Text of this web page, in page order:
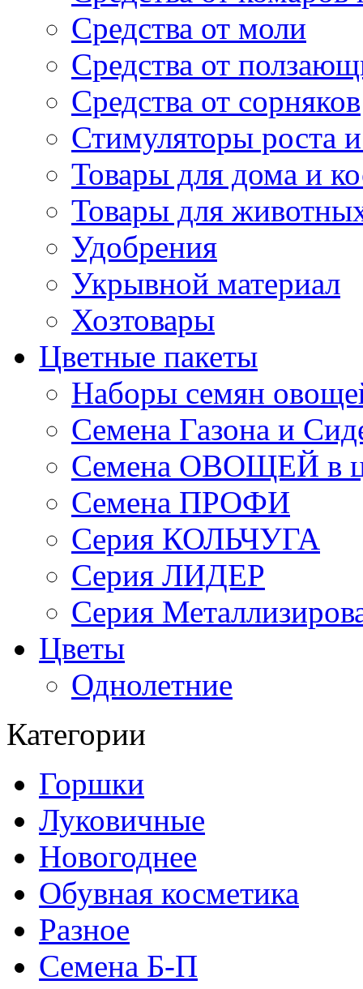
Средства от моли
Средства от
Средства от сорняков
Стимуляторы роста и
Товары для дома и
Товары для
Удобрения
Укрывной материал
Хозтовары
Цветные пакеты
Наборы семян
Семена Газона и
Семена ОВОЩЕЙ в
Семена ПРОФИ
Серия КОЛЬЧУГА
Серия ЛИДЕР
Серия
Цветы
Однолетние
Категории
Горшки
Луковичные
Новогоднее
Обувная косметика
Разное
Семена Б-П